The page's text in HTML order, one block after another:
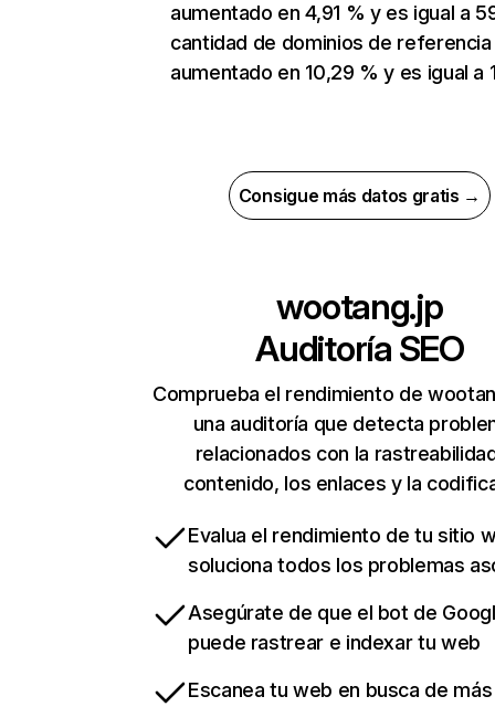
aumentado en 4,91 % y es igual a
cantidad de dominios de referencia
aumentado en 10,29 % y es igual a
Consigue más datos gratis →
wootang.jp
Auditoría SEO
Comprueba el rendimiento de
una auditoría que detecta
relacionados con la
contenido, los enlaces y la
Evalua el rendimiento de tu sitio
soluciona todos los problemas
Asegúrate de que el bot de
puede rastrear e indexar tu web
Escanea tu web en busca de